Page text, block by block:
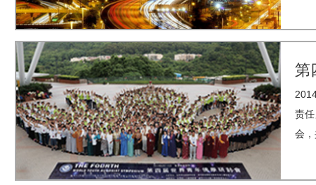
第
责
会